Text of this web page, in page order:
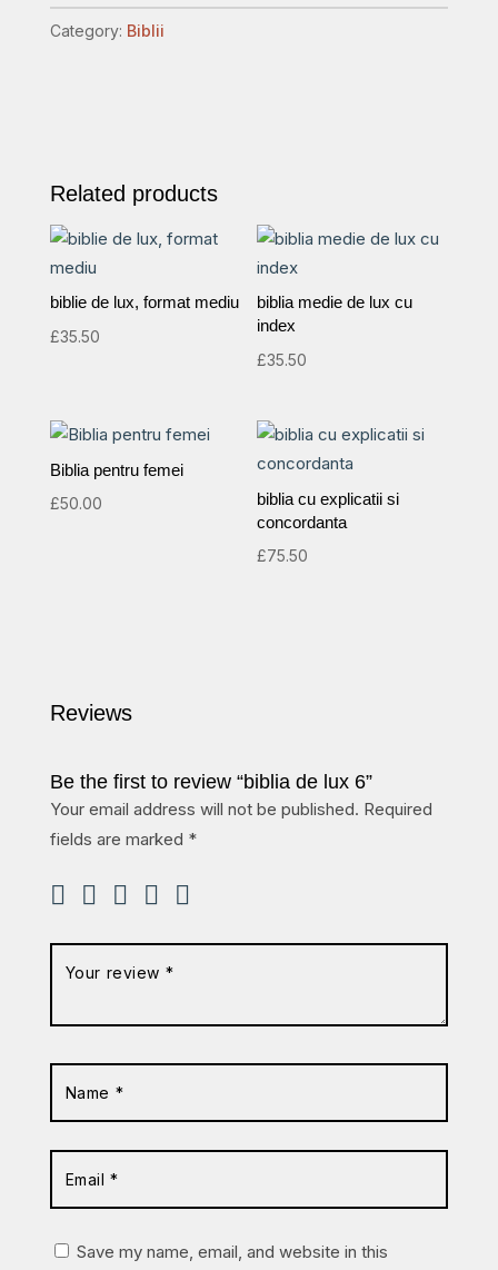
6
quantity
Category: Biblii
Related products
biblie de lux, format mediu
£35.50
biblia medie de lux cu
index
£35.50
Biblia pentru femei
£50.00
biblia cu explicatii si
concordanta
£75.50
Reviews
Be the first to review “biblia de lux 6”
Your email address will not be published. Required
fields are marked *
Save my name, email, and website in this